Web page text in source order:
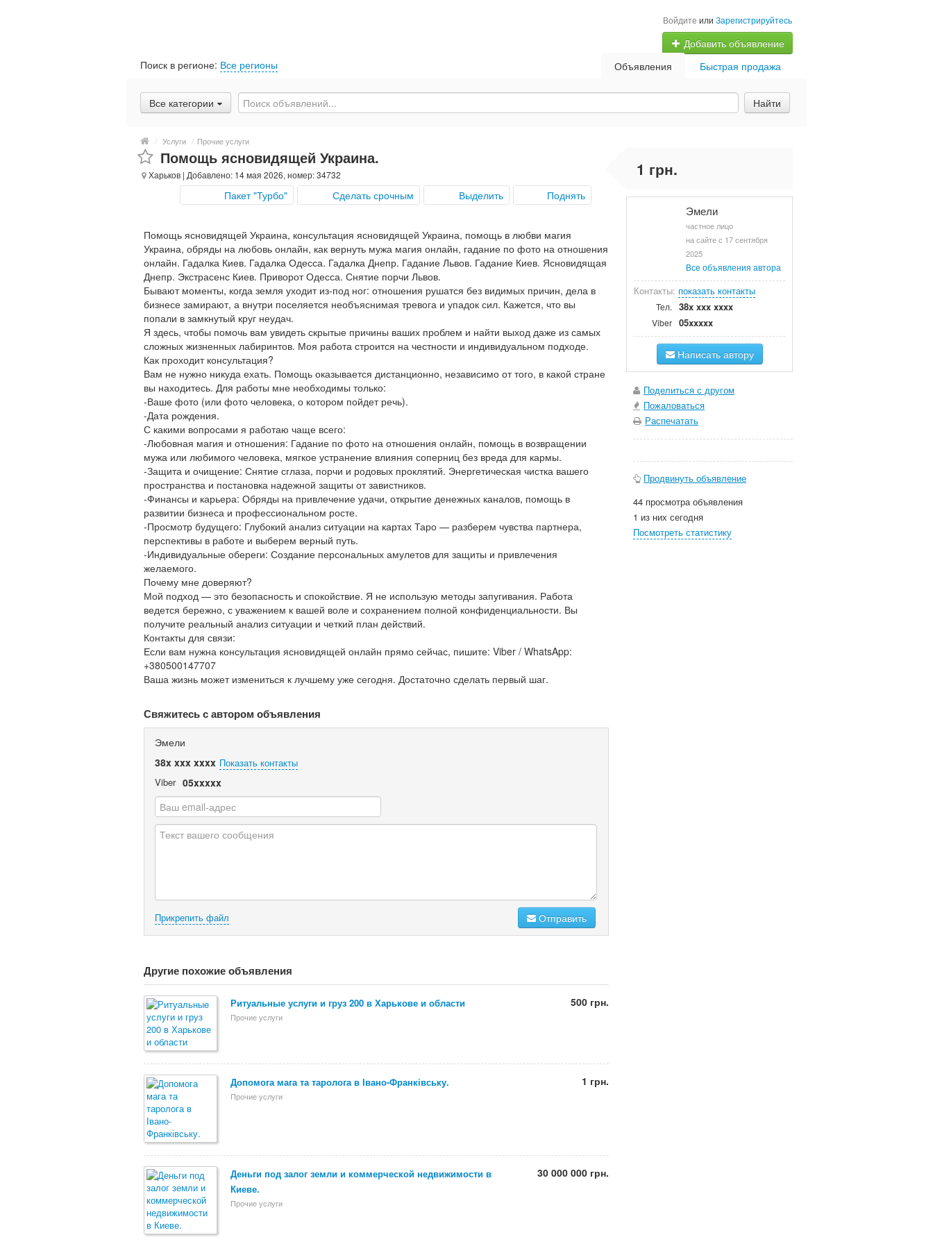
Войдите или Зарегистрируйтесь
Добавить объявление
Поиск в регионе: Все регионы Быстрая продажа
Объявления
Все категории Найти
/ Услуги / Прочие услуги
Помощь ясновидящей Украина.
Харьков | Добавлено: 14 мая 2026, номер: 34732
Пакет "Турбо" Сделать срочным Выделить Поднять
Помощь ясновидящей Украина, консультация ясновидящей Украина, помощь в любви магия
Украина, обряды на любовь онлайн, как вернуть мужа магия онлайн, гадание по фото на отношения
онлайн. Гадалка Киев. Гадалка Одесса. Гадалка Днепр. Гадание Львов. Гадание Киев. Ясновидящая
Днепр. Экстрасенс Киев. Приворот Одесса. Снятие порчи Львов.
Бывают моменты, когда земля уходит из-под ног: отношения рушатся без видимых причин, дела в
бизнесе замирают, а внутри поселяется необъяснимая тревога и упадок сил. Кажется, что вы
попали в замкнутый круг неудач.
Я здесь, чтобы помочь вам увидеть скрытые причины ваших проблем и найти выход даже из самых
сложных жизненных лабиринтов. Моя работа строится на честности и индивидуальном подходе.
Как проходит консультация?
Вам не нужно никуда ехать. Помощь оказывается дистанционно, независимо от того, в какой стране
вы находитесь. Для работы мне необходимы только:
-Ваше фото (или фото человека, о котором пойдет речь).
-Дата рождения.
С какими вопросами я работаю чаще всего:
-Любовная магия и отношения: Гадание по фото на отношения онлайн, помощь в возвращении
мужа или любимого человека, мягкое устранение влияния соперниц без вреда для кармы.
-Защита и очищение: Снятие сглаза, порчи и родовых проклятий. Энергетическая чистка вашего
пространства и постановка надежной защиты от завистников.
-Финансы и карьера: Обряды на привлечение удачи, открытие денежных каналов, помощь в
развитии бизнеса и профессиональном росте.
-Просмотр будущего: Глубокий анализ ситуации на картах Таро — разберем чувства партнера,
перспективы в работе и выберем верный путь.
-Индивидуальные обереги: Создание персональных амулетов для защиты и привлечения
желаемого.
Почему мне доверяют?
Мой подход — это безопасность и спокойствие. Я не использую методы запугивания. Работа
ведется бережно, с уважением к вашей воле и сохранением полной конфиденциальности. Вы
получите реальный анализ ситуации и четкий план действий.
Контакты для связи:
Если вам нужна консультация ясновидящей онлайн прямо сейчас, пишите: Viber / WhatsApp:
+380500147707
Ваша жизнь может измениться к лучшему уже сегодня. Достаточно сделать первый шаг.
Свяжитесь с автором объявления
Эмели
38x xxx xxxx Показать контакты
Viber 05xxxxx
Прикрепить файл Отправить
Другие похожие объявления
Ритуальные услуги и груз 200 в Харькове и области
Прочие услуги
500 грн.
Допомога мага та таролога в Івано-Франківську.
Прочие услуги
1 грн.
Деньги под залог земли и коммерческой недвижимости в
Киеве.
Прочие услуги
30 000 000 грн.
1 грн.
Эмели
частное лицо
на сайте с 17 сентября
2025
Все объявления автора
Контакты: показать контакты
Тел. 38x xxx xxxx
Viber 05xxxxx
Написать автору
Поделиться с другом
Пожаловаться
Распечатать
Продвинуть объявление
44 просмотра объявления
1 из них сегодня
Посмотреть статистику